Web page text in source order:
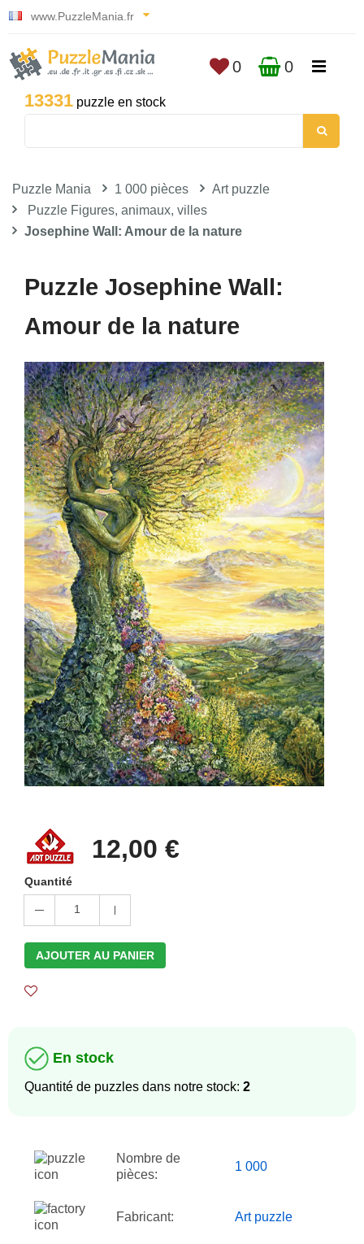
www.PuzzleMania.fr
13331 puzzle en stock
0 0
Puzzle Mania 1 000 pièces
Art puzzle
Puzzle Figures, animaux, villes
Josephine Wall: Amour de la nature
Puzzle Josephine Wall:
Amour de la nature
12,00 €
Quantité
1
AJOUTER AU PANIER
En stock
Quantité de puzzles dans notre stock: 2
Nombre de
pièces:
1 000
Fabricant: Art puzzle